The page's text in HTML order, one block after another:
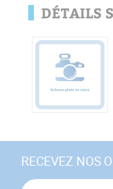
DÉTAILS
RECEVEZ NOS